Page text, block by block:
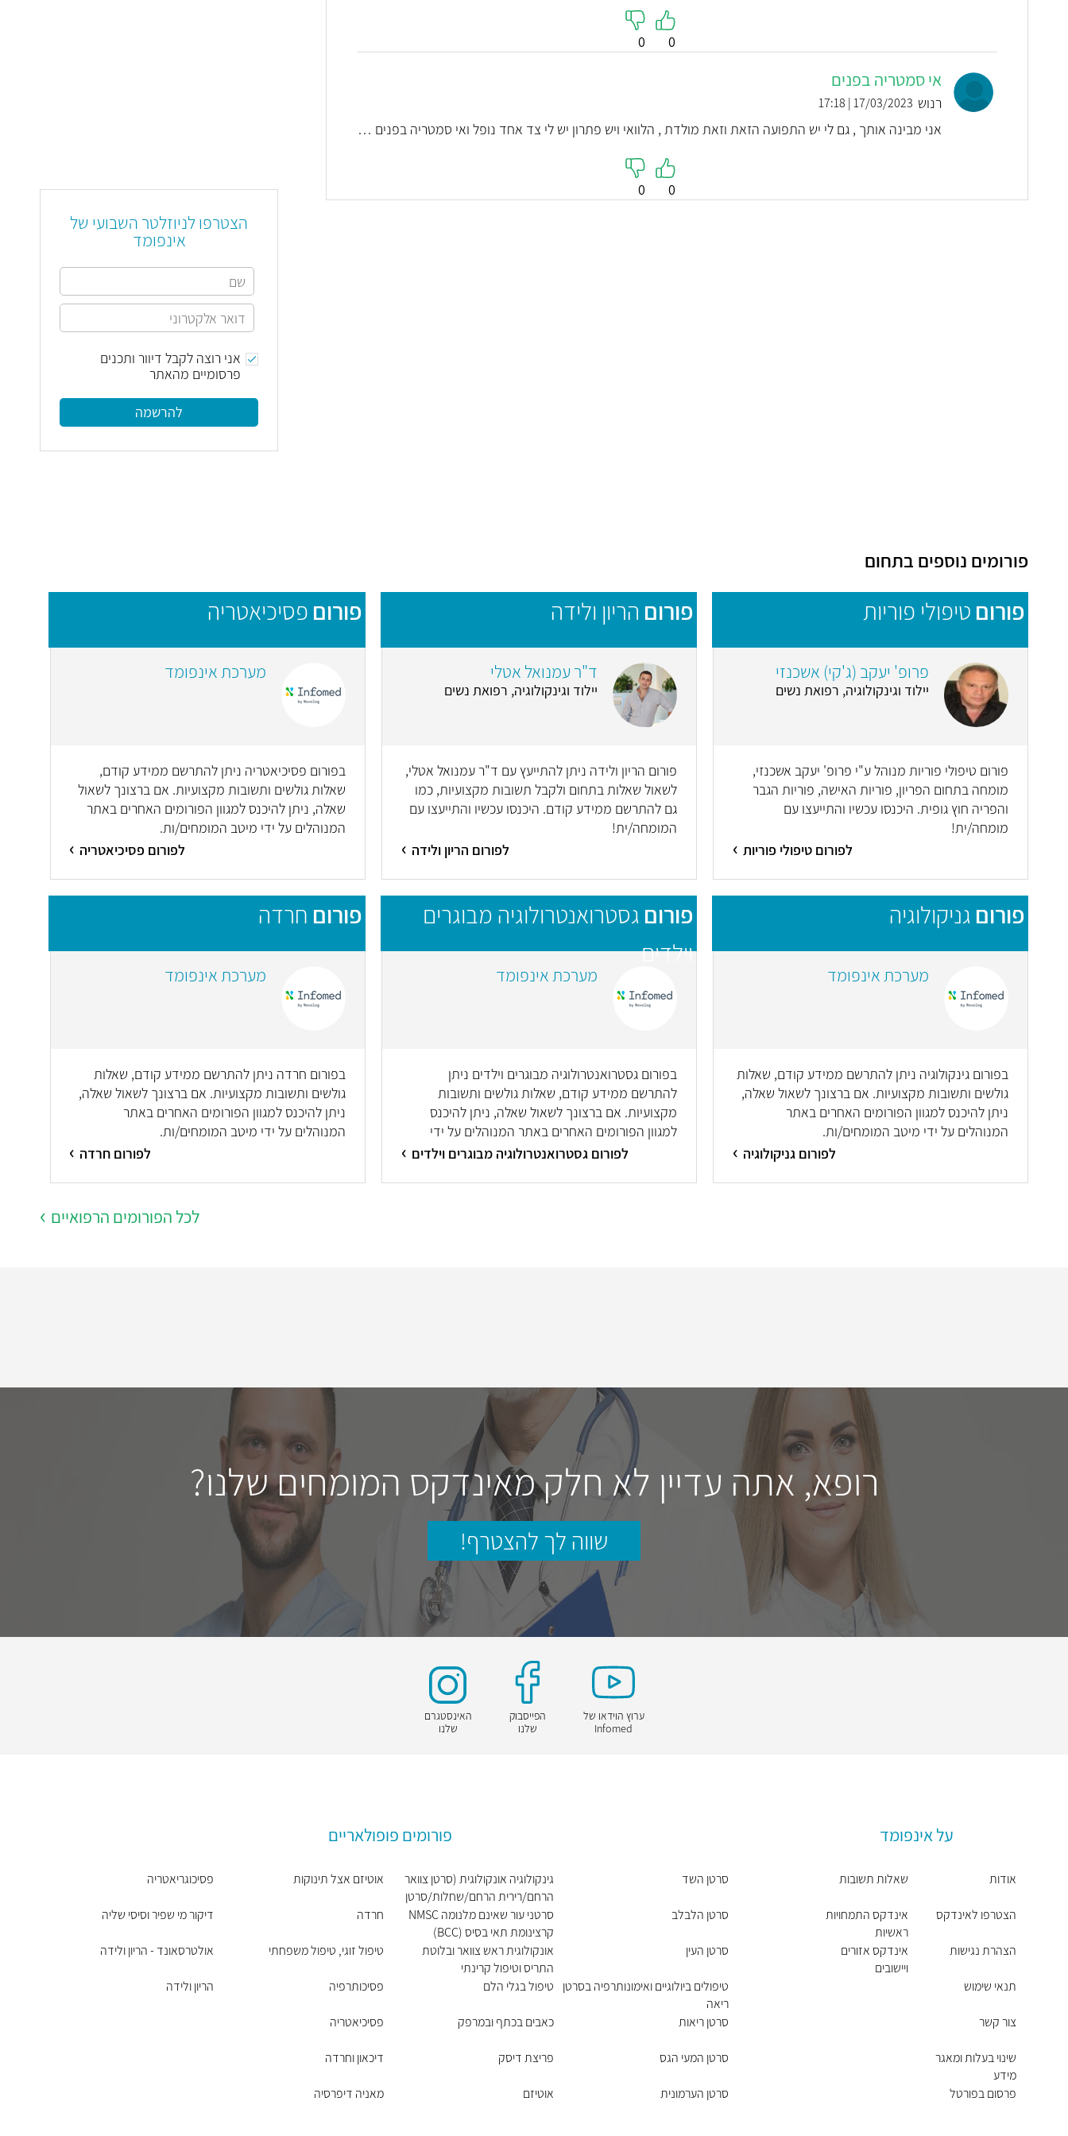
0
0
אי סמטריה בפנים
רנוש 17/03/2023 | 17:18
אני מבינה אותך , גם לי יש התפועה הזאת וזאת מולדת , הלוואי ויש פתרון יש לי צד אחד נופל ואי סמטריה בפנים …
0
0
הצטרפו לניוזלטר השבועי של
אינפומד
אני רוצה לקבל דיוור ותכנים
פרסומיים מהאתר
להרשמה
פורומים נוספים בתחום
פורום טיפולי פוריות
פרופ' יעקב (ג'קי) אשכנזי
יילוד וגינקולוגיה, רפואת נשים
פורום טיפולי פוריות מנוהל ע"י פרופ' יעקב אשכנזי,
מומחה בתחום הפריון, פוריות האישה, פוריות הגבר
והפריה חוץ גופית. היכנסו עכשיו והתייעצו עם
מומחה/ית!
לפורום טיפולי פוריות
פורום הריון ולידה
ד"ר עמנואל אטלי
יילוד וגינקולוגיה, רפואת נשים
פורום הריון ולידה ניתן להתייעץ עם ד"ר עמנואל אטלי,
לשאול שאלות בתחום ולקבל תשובות מקצועיות, כמו
גם להתרשם ממידע קודם. היכנסו עכשיו והתייעצו עם
המומחה/ית!
לפורום הריון ולידה
פורום פסיכיאטריה
מערכת אינפומד
בפורום פסיכיאטריה ניתן להתרשם ממידע קודם,
שאלות גולשים ותשובות מקצועיות. אם ברצונך לשאול
שאלה, ניתן להיכנס למגוון הפורומים האחרים באתר
המנוהלים על ידי מיטב המומחים/ות.
לפורום פסיכיאטריה
פורום גניקולוגיה
מערכת אינפומד
בפורום גינקולוגיה ניתן להתרשם ממידע קודם, שאלות
גולשים ותשובות מקצועיות. אם ברצונך לשאול שאלה,
ניתן להיכנס למגוון הפורומים האחרים באתר
המנוהלים על ידי מיטב המומחים/ות.
לפורום גניקולוגיה
פורום גסטרואנטרולוגיה מבוגרים
וילדים
מערכת אינפומד
בפורום גסטרואנטרולוגיה מבוגרים וילדים ניתן
להתרשם ממידע קודם, שאלות גולשים ותשובות
מקצועיות. אם ברצונך לשאול שאלה, ניתן להיכנס
למגוון הפורומים האחרים באתר המנוהלים על ידי
מיטב המומחים/ות.
לפורום גסטרואנטרולוגיה מבוגרים וילדים
פורום חרדה
מערכת אינפומד
בפורום חרדה ניתן להתרשם ממידע קודם, שאלות
גולשים ותשובות מקצועיות. אם ברצונך לשאול שאלה,
ניתן להיכנס למגוון הפורומים האחרים באתר
המנוהלים על ידי מיטב המומחים/ות.
לפורום חרדה
לכל הפורומים הרפואיים
רופא, אתה עדיין לא חלק מאינדקס המומחים שלנו?
שווה לך להצטרף!
ערוץ הוידאו של
Infomed
הפייסבוק
שלנו
האינסטגרם
שלנו
על אינפומד
אודות
הצטרפו לאינדקס
הצהרת נגישות
תנאי שימוש
צור קשר
שינוי בעלות ומאגר
מידע
פרסום בפורטל
שאלות תשובות
אינדקס התמחויות
ראשיות
אינדקס אזורים
ויישובים
פורומים פופולאריים
סרטן השד
סרטן הלבלב
סרטן העין
טיפולים ביולוגיים ואימונותרפיה בסרטן
ריאה
סרטן ריאות
סרטן המעי הגס
סרטן הערמונית
גינקולוגיה אונקולוגית (סרטן צוואר
הרחם/רירית הרחם/שחלות/סרטן
העריה)
סרטני עור שאינם מלנומה NMSC
קרצינומת תאי בסיס (BCC)
וקרצינומת תאי קשקש (SCC)
אונקולוגית ראש צוואר ובלוטת
התריס וטיפול קרינתי
טיפול בגלי הלם
כאבים בכתף ובמרפק
פריצת דיסק
אוטיזם
אוטיזם אצל תינוקות
חרדה
טיפול זוגי, טיפול משפחתי
פסיכותרפיה
פסיכיאטריה
דיכאון וחרדה
מאניה דיפרסיה
פסיכוגריאטריה
דיקור מי שפיר וסיסי שליה
אולטרסאונד - הריון ולידה
הריון ולידה